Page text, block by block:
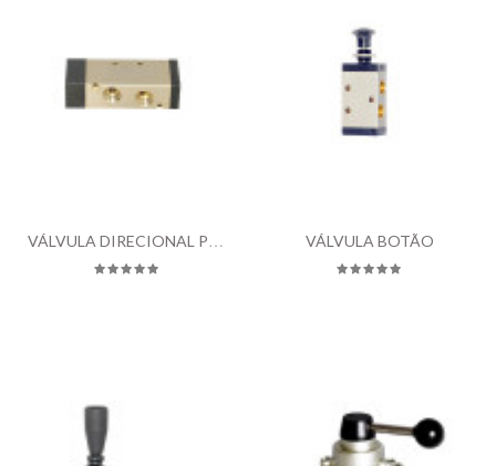
VÁLVULA DIRECIONAL PILOTO VÁLVULA BOTÃO